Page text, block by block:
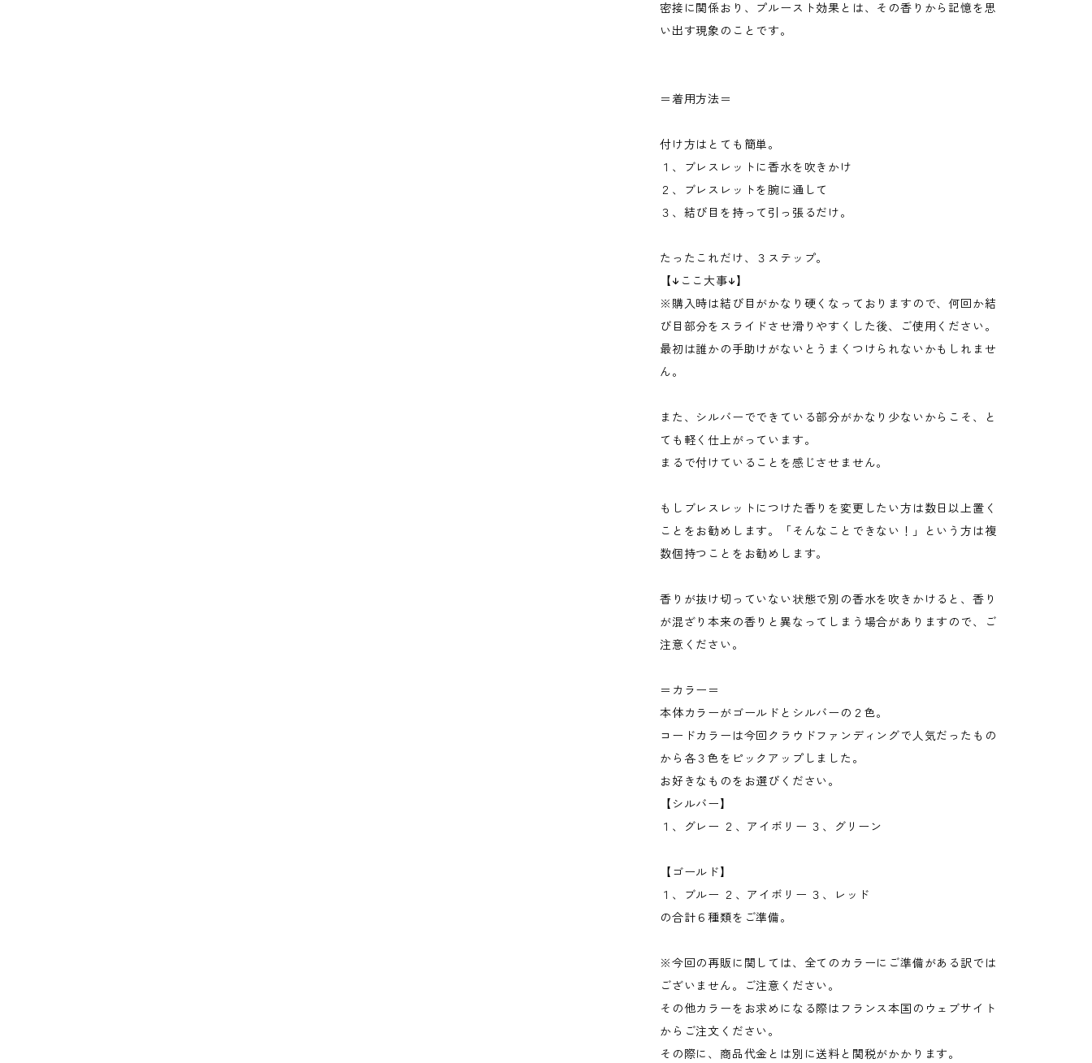
密接に関係おり、プルースト効果とは、その香りから記憶を思
い出す現象のことです。
＝着用方法＝
付け方はとても簡単。
１、ブレスレットに香水を吹きかけ
２、ブレスレットを腕に通して
３、結び目を持って引っ張るだけ。
たったこれだけ、３ステップ。
【↓ここ大事↓】
※購入時は結び目がかなり硬くなっておりますので、何回か結
び目部分をスライドさせ滑りやすくした後、ご使用ください。
最初は誰かの手助けがないとうまくつけられないかもしれませ
ん。
また、シルバーでできている部分がかなり少ないからこそ、と
ても軽く仕上がっています。
まるで付けていることを感じさせません。
もしブレスレットにつけた香りを変更したい方は数日以上置く
ことをお勧めします。「そんなことできない！」という方は複
数個持つことをお勧めします。
香りが抜け切っていない状態で別の香水を吹きかけると、香り
が混ざり本来の香りと異なってしまう場合がありますので、ご
注意ください。
＝カラー＝
本体カラーがゴールドとシルバーの２色。
コードカラーは今回クラウドファンディングで人気だったもの
から各３色をピックアップしました。
お好きなものをお選びください。
【シルバー】
１、グレー ２、アイボリー ３、グリーン
【ゴールド】
１、ブルー ２、アイボリー ３、レッド
の合計６種類をご準備。
※今回の再販に関しては、全てのカラーにご準備がある訳では
ございません。ご注意ください。
その他カラーをお求めになる際はフランス本国のウェブサイト
からご注文ください。
その際に、商品代金とは別に送料と関税がかかります。